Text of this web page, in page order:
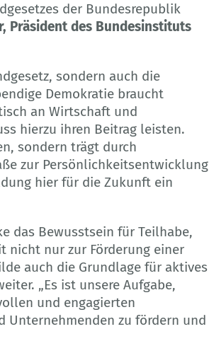
der Bundesrepublik
Präsident des Bundesinstituts
sondern auch die
Demokratie braucht
an Wirtschaft und
hierzu ihren Beitrag leisten.
sondern trägt durch
zur Persönlichkeitsentwicklung
hier für die Zukunft ein
das Bewusstsein für Teilhabe,
nicht nur zur Förderung einer
auch die Grundlage für aktives
„Es ist unsere Aufgabe,
und engagierten
Unternehmenden zu fördern und